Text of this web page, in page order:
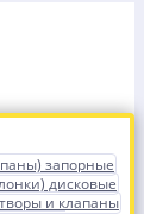
запорные
дисковые
и клапаны